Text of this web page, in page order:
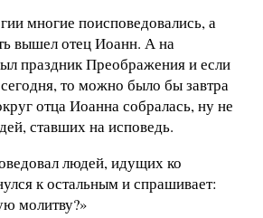
многие поисповедовались, а
вышел отец Иоанн. А на
праздник Преображения и если
то можно было бы завтра
отца Иоанна собралась, ну не
ставших на исповедь.
людей, идущих ко
к остальным и спрашивает:
молитву?»